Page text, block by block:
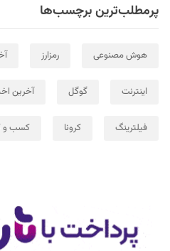
پرمطلب‌ترین برچسب‌ها
هوش مصنوعی رمزارز
اینترنت گوگل آخرین
فیلترینگ کرونا کسب و